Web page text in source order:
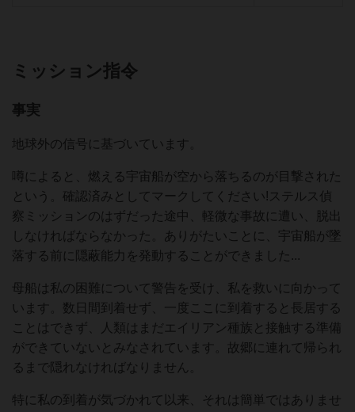
ミッション指令
事実
地球外の信号に基づいています。
噂によると、燃える宇宙船が空から落ちるのが目撃された
という。確認済みとしてマークしてください!ステルス偵
察ミッションのはずだった途中、軽微な事故に遭い、脱出
しなければならなかった。ありがたいことに、宇宙船が墜
落する前に隠蔽能力を発動することができました...
母船は私の困難について警告を受け、私を救いに向かって
います。数日間到着せず、一度ここに到着すると長居する
ことはできず、人類はまだエイリアン種族と接触する準備
ができていないとみなされています。故郷に連れて帰られ
るまで隠れなければなりません。
特に私の到着が気づかれて以来、それは簡単ではありませ